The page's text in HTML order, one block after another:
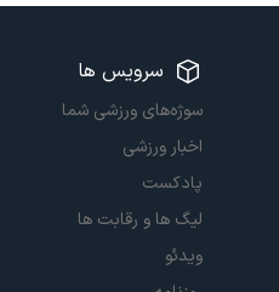
سرویس ها
سوژه‌های ورزشی شما
اخبار ورزشی
پادکست
لیگ ها و رقابت ها
ویدئو